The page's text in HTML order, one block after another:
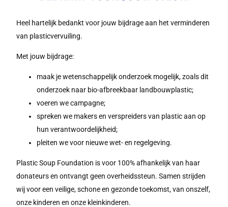
Heel hartelijk bedankt voor jouw bijdrage aan het verminderen
van plasticvervuiling.
Met jouw bijdrage:
maak je wetenschappelijk onderzoek mogelijk, zoals dit
onderzoek naar bio-afbreekbaar landbouwplastic;
voeren we campagne;
spreken we makers en verspreiders van plastic aan op
hun verantwoordelijkheid;
pleiten we voor nieuwe wet- en regelgeving.
Plastic Soup Foundation is voor 100% afhankelijk van haar
donateurs en ontvangt geen overheidssteun. Samen strijden
wij voor een veilige, schone en gezonde toekomst, van onszelf,
onze kinderen en onze kleinkinderen.